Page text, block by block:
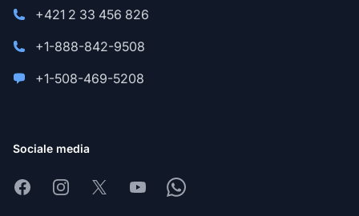
+421 2 33 456 826
+1-888-842-9508
+1-508-469-5208
Sociale media
FacebookInstagram
X YoutubeWhatsapp